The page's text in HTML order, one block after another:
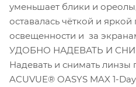
уменьшает блики и
оставалась чёткой и
освещенности и за
УДОБНО НАДЕВАТЬ И
Надевать и снимать
ACUVUE® OASYS MAX 1-